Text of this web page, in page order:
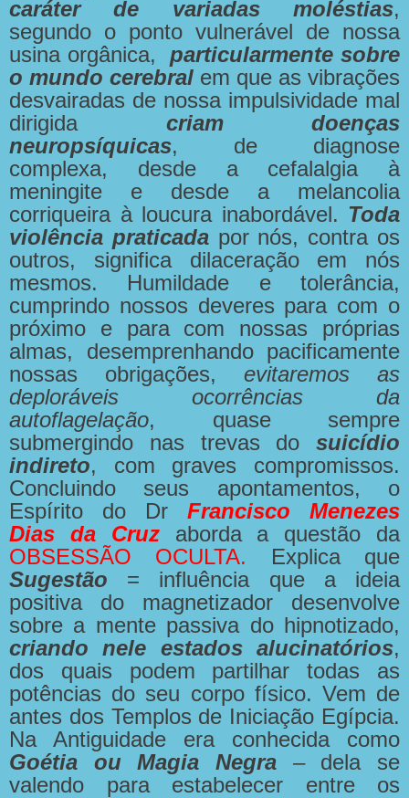
caráter de variadas moléstias,
segundo o ponto vulnerável de nossa
usina orgânica,particularmente sobre
o mundo cerebral em que as vibrações
desvairadas de nossa impulsividade mal
dirigida criam doenças
neuropsíquicas, de diagnose
complexa, desde a cefalalgia à
meningite e desde a melancolia
corriqueira à loucura inabordável. Toda
violência praticada por nós, contra os
outros, significa dilaceração em nós
mesmos. Humildade e tolerância,
cumprindo nossos deveres para com o
próximo e para com nossas próprias
almas, desemprenhando pacificamente
nossas obrigações, evitaremos as
deploráveis ocorrências da
autoflagelação, quase sempre
submergindo nas trevas do suicídio
indireto, com graves compromissos.
Concluindo seus apontamentos, o
Espírito do Dr Francisco Menezes
Dias da Cruz
aborda a questão da
OBSESSÃO OCULTA. Explica que
Sugestão = influência que a ideia
positiva do magnetizador desenvolve
sobre a mente passiva do hipnotizado,
criando nele estados alucinatórios,
dos quais podem partilhar todas as
potências do seu corpo físico. Vem de
antes dos Templos de Iniciação Egípcia.
Na Antiguidade era conhecida como
Goétia ou Magia Negra – dela se
valendo para estabelecer entre os